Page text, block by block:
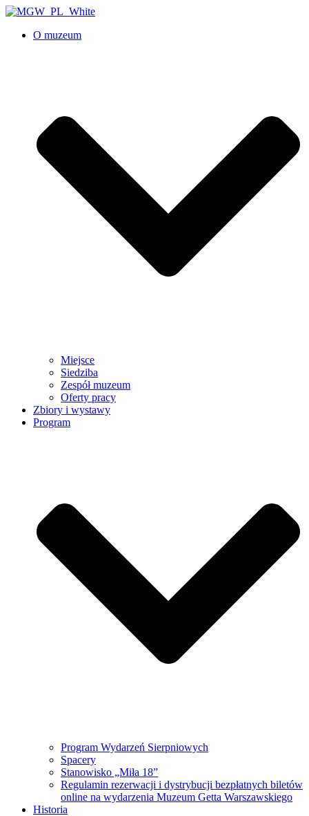
O muzeum
Miejsce
Siedziba
Zespół muzeum
Oferty pracy
Zbiory i wystawy
Program
Program Wydarzeń Sierpniowych
Spacery
Stanowisko „Miła 18”
Regulamin rezerwacji i dystrybucji bezpłatnych biletów
online na wydarzenia Muzeum Getta Warszawskiego
Historia